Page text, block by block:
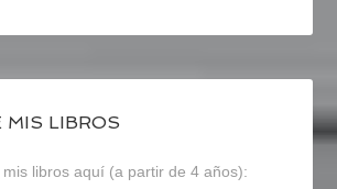
MIS LIBROS
libros aquí (a partir de 4 años):